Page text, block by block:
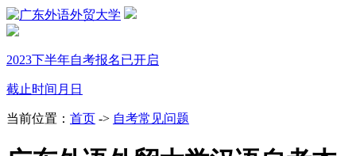
2023下半年自考报名已开启
截止时间 月 日
当前位置： 首页 -> 自考常见问题